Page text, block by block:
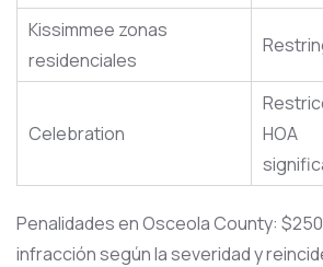
Kissimmee zonas
residenciales
Celebration
HOA
Penalidades en Osceola County:
infracción según la severidad y